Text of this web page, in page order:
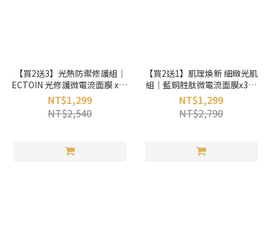
【買2送3】光熱防禦修護組｜
ECTOIN 光修護微電流面膜 x10
片 + 送微生態抗曬露 7mL + 奇
蹟修護霜 5g x2
NT$1,299
NT$2,540
【買2送1】肌理煥新 細緻光肌
組｜藍銅胜肽微電流面膜x3片
+微生態高酵微電流面膜x3片 +
送 B02 無痕充電劑30ml
NT$1,299
NT$2,790